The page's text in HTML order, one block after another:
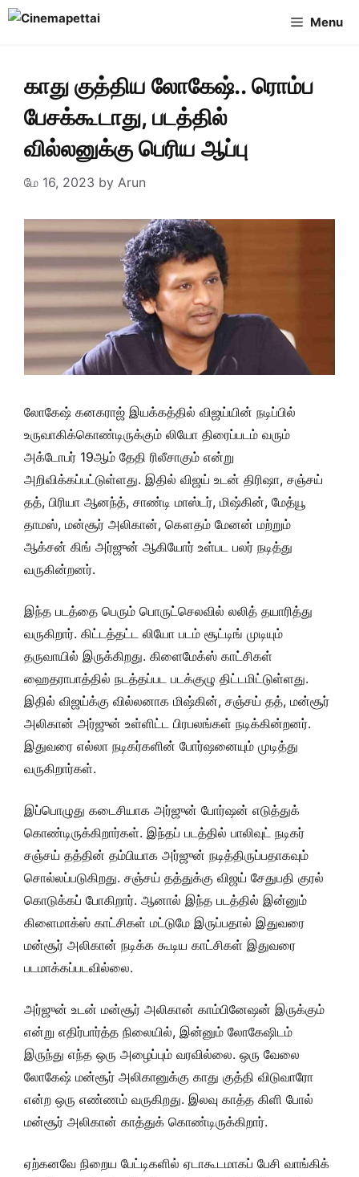
Skip
Menu
காது குத்திய லோகேஷ்.. ரொம்ப
பேசக்கூடாது, படத்தில்
வில்லனுக்கு பெரிய ஆப்பு
மே 16, 2023 by Arun
லோகேஷ் கனகராஜ் இயக்கத்தில் விஜய்யின் நடிப்பில்
உருவாகிக்கொண்டிருக்கும் லியோ திரைப்படம் வரும்
அக்டோபர் 19ஆம் தேதி ரிலீசாகும் என்று
அறிவிக்கப்பட்டுள்ளது. இதில் விஜய் உடன் திரிஷா, சஞ்சய்
தத், பிரியா ஆனந்த், சாண்டி மாஸ்டர், மிஷ்கின், மேத்யூ
தாமஸ், மன்சூர் அலிகான், கௌதம் மேனன் மற்றும்
ஆக்சன் கிங் அர்ஜுன் ஆகியோர் உள்பட பலர் நடித்து
வருகின்றனர்.
இந்த படத்தை பெரும் பொருட்செலவில் லலித் தயாரித்து
வருகிறார். கிட்டத்தட்ட லியோ படம் சூட்டிங் முடியும்
தருவாயில் இருக்கிறது. கிளைமேக்ஸ் காட்சிகள்
ஹைதராபாத்தில் நடத்தப்பட படக்குழு திட்டமிட்டுள்ளது.
இதில் விஜய்க்கு வில்லனாக மிஷ்கின், சஞ்சய் தத், மன்சூர்
அலிகான் அர்ஜுன் உள்ளிட்ட பிரபலங்கள் நடிக்கின்றனர்.
இதுவரை எல்லா நடிகர்களின் போர்ஷனையும் முடித்து
வருகிறார்கள்.
இப்பொழுது கடைசியாக அர்ஜுன் போர்ஷன் எடுத்துக்
கொண்டிருக்கிறார்கள். இந்தப் படத்தில் பாலிவுட் நடிகர்
சஞ்சய் தத்தின் தம்பியாக அர்ஜுன் நடித்திருப்பதாகவும்
சொல்லப்படுகிறது. சஞ்சய் தத்துக்கு விஜய் சேதுபதி குரல்
கொடுக்கப் போகிறார். ஆனால் இந்த படத்தில் இன்னும்
கிளைமாக்ஸ் காட்சிகள் மட்டுமே இருப்பதால் இதுவரை
மன்சூர் அலிகான் நடிக்க கூடிய காட்சிகள் இதுவரை
படமாக்கப்படவில்லை.
அர்ஜுன் உடன் மன்சூர் அலிகான் காம்பினேஷன் இருக்கும்
என்று எதிர்பார்த்த நிலையில், இன்னும் லோகேஷிடம்
இருந்து எந்த ஒரு அழைப்பும் வரவில்லை. ஒரு வேலை
லோகேஷ் மன்சூர் அலிகானுக்கு காது குத்தி விடுவாரோ
என்ற ஒரு எண்ணம் வருகிறது. இலவு காத்த கிளி போல்
மன்சூர் அலிகான் காத்துக் கொண்டிருக்கிறார்.
ஏற்கனவே நிறைய பேட்டிகளில் ஏடாகூடமாகப் பேசி வாங்கிக்